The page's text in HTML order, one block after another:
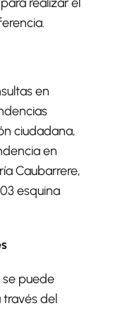
en
ciudadana,
en
Caubarrere,
esquina
se puede
través del